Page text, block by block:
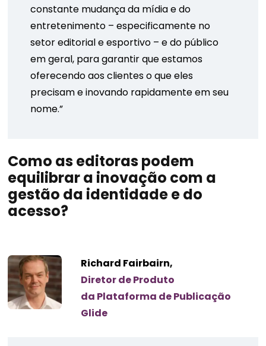
constante mudança da mídia e do
entretenimento – especificamente no
setor editorial e esportivo – e do público
em geral, para garantir que estamos
oferecendo aos clientes o que eles
precisam e inovando rapidamente em seu
nome.”
Como as editoras podem
equilibrar a inovação com a
gestão da identidade e do
acesso?
Richard Fairbairn,
Diretor de Produto
da Plataforma de Publicação
Glide